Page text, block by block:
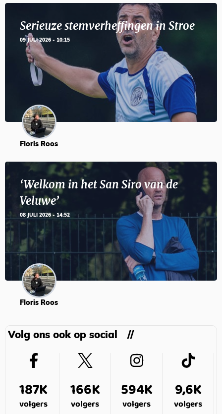
Serieuze stemverheffingen in Stroe
09 JULI 2026 - 10:15
Floris Roos
‘Welkom in het San Siro van de
Veluwe’
08 JULI 2026 - 14:52
Floris Roos
Volg ons ook op social
187K
volgers
166K
volgers
594K
volgers
9,6K
volgers